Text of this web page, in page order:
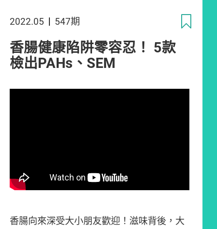
2022.05 547期
香腸健康陷阱零容忍！ 5款
檢出PAHs、SEM
香腸向來深受大小朋友歡迎！滋味背後，大